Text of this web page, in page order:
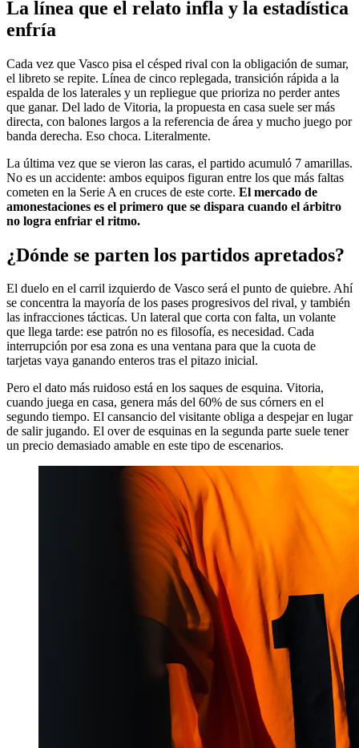
La línea que el relato infla y la estadística
enfría
Cada vez que Vasco pisa el césped rival con la obligación de sumar,
el libreto se repite. Línea de cinco replegada, transición rápida a la
espalda de los laterales y un repliegue que prioriza no perder antes
que ganar. Del lado de Vitoria, la propuesta en casa suele ser más
directa, con balones largos a la referencia de área y mucho juego por
banda derecha. Eso choca. Literalmente.
La última vez que se vieron las caras, el partido acumuló 7 amarillas.
No es un accidente: ambos equipos figuran entre los que más faltas
cometen en la Serie A en cruces de este corte. El mercado de
amonestaciones es el primero que se dispara cuando el árbitro
no logra enfriar el ritmo.
¿Dónde se parten los partidos apretados?
El duelo en el carril izquierdo de Vasco será el punto de quiebre. Ahí
se concentra la mayoría de los pases progresivos del rival, y también
las infracciones tácticas. Un lateral que corta con falta, un volante
que llega tarde: ese patrón no es filosofía, es necesidad. Cada
interrupción por esa zona es una ventana para que la cuota de
tarjetas vaya ganando enteros tras el pitazo inicial.
Pero el dato más ruidoso está en los saques de esquina. Vitoria,
cuando juega en casa, genera más del 60% de sus córners en el
segundo tiempo. El cansancio del visitante obliga a despejar en lugar
de salir jugando. El over de esquinas en la segunda parte suele tener
un precio demasiado amable en este tipo de escenarios.